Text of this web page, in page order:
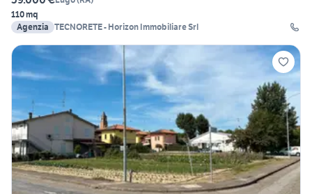
110 mq
Agenzia TECNORETE - Horizon Immobiliare Srl